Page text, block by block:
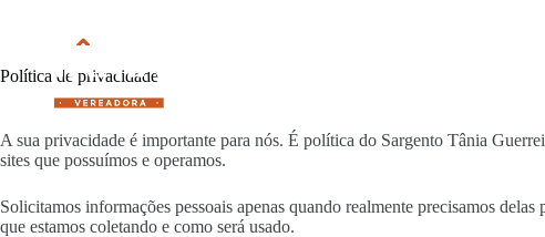
conteúdo
Política de privacidade
A sua privacidade é importante para nós. É política do Sargento Tânia
sites que possuímos e operamos.
Solicitamos informações pessoais apenas quando realmente precisamos
que estamos coletando e como será usado.